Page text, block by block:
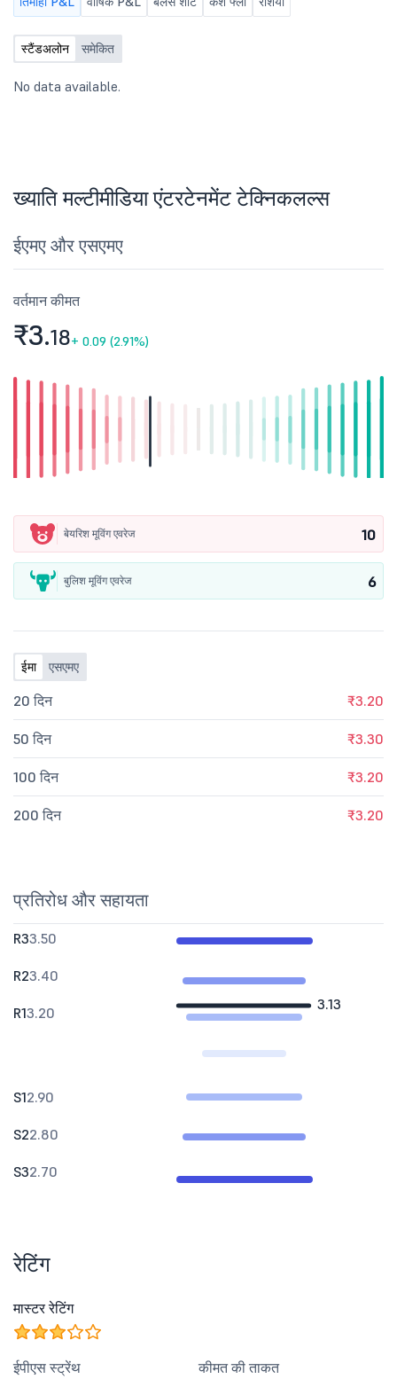
स्टैंडअलोन समेकित
No data available.
ख्याति मल्टीमीडिया एंटरटेनमेंट टेक्निकलल्स
ईएमए और एसएमए
वर्तमान कीमत
₹3.18+ 0.09 (2.91%)
बेयरिश मूविंग एवरेज 10
बुलिश मूविंग एवरेज 6
ईमा एसएमए
20 दिन ₹3.20
50 दिन ₹3.30
100 दिन ₹3.20
200 दिन ₹3.20
प्रतिरोध और सहायता
3.13
R33.50
R23.40
R13.20
S12.90
S22.80
S32.70
रेटिंग
मास्टर रेटिंग
ईपीएस स्ट्रेंथ कीमत की ताकत